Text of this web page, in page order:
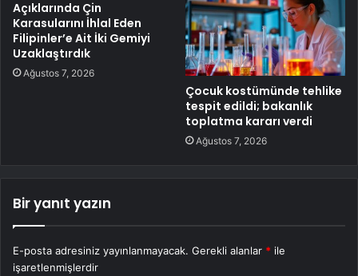
Açıklarında Çin
Karasularını İhlal Eden
Filipinler’e Ait İki Gemiyi
Uzaklaştırdık
Ağustos 7, 2026
Çocuk kostümünde tehlike
tespit edildi; bakanlık
toplatma kararı verdi
Ağustos 7, 2026
Bir yanıt yazın
E-posta adresiniz yayınlanmayacak. Gerekli alanlar * ile
işaretlenmişlerdir